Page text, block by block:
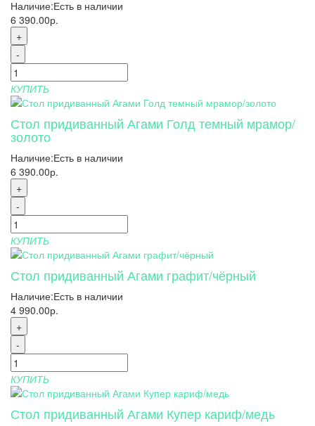
Наличие:Есть в наличии
6 390.00р.
+
-
КУПИТЬ
Стол придиванный Агами Голд темный мрамор/
золото
Наличие:Есть в наличии
6 390.00р.
+
-
КУПИТЬ
Стол придиванный Агами графит/чёрный
Наличие:Есть в наличии
4 990.00р.
+
-
КУПИТЬ
Стол придиванный Агами Купер кариф/медь